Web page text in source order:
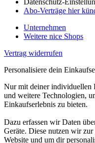
Datenschutz-
Abo-Verträge hier
Unternehmen
Weitere nice Shops
Vertrag widerrufen
Personalisiere dein
Nur mit deiner
und weitere Technologien,
Einkaufserlebnis zu bieten.
Dazu erfassen wir Daten
Geräte. Diese nutzen wir
Website und um dir